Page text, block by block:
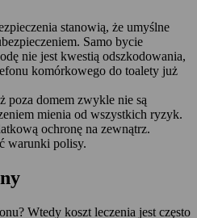
stanowią, że umyślne
Samo bycie
nie jest kwestią odszkodowania,
komórkowego do toalety już
poza domem zwykle nie są
mienia od wszystkich ryzyk.
ochronę na zewnątrz.
warunki polisy.
Wtedy koszt leczenia jest często